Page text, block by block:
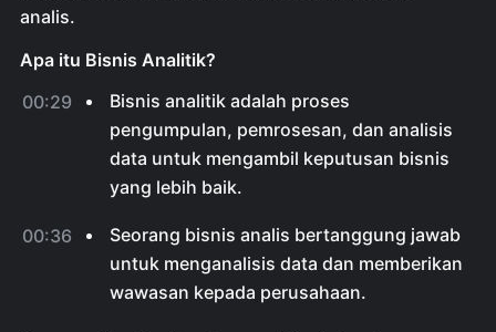
analis.
Apa itu Bisnis Analitik?
00:29
Bisnis analitik adalah proses
pengumpulan, pemrosesan, dan analisis
data untuk mengambil keputusan bisnis
yang lebih baik.
00:36
Seorang bisnis analis bertanggung jawab
untuk menganalisis data dan memberikan
wawasan kepada perusahaan.